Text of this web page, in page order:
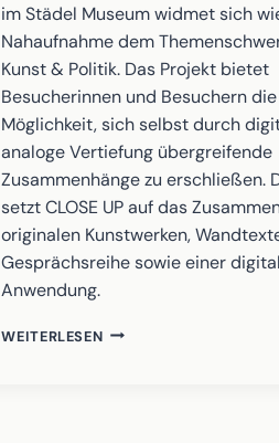
im Städel Museum widmet sich
Nahaufnahme dem
Kunst & Politik. Das Projekt bietet
Besucherinnen und Besuchern die
Möglichkeit, sich selbst durch
analoge Vertiefung übergreifende
Zusammenhänge zu erschließen.
setzt CLOSE UP auf das
originalen Kunstwerken,
Gesprächsreihe sowie einer
Anwendung.
WEITERLESENCLOSE